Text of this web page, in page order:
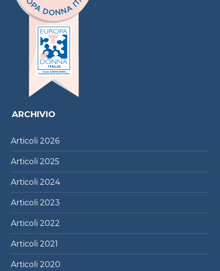
ARCHIVIO
Articoli2026
Articoli2025
Articoli2024
Articoli2023
Articoli2022
Articoli2021
Articoli2020